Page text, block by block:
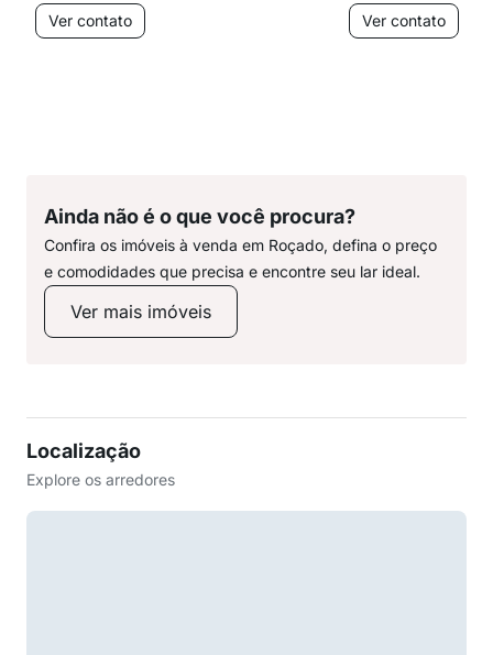
Ver contato
Ver contato
Ainda não é o que você procura?
Confira os imóveis à venda em Roçado, defina o preço
e comodidades que precisa e encontre seu lar ideal.
Ver mais imóveis
Localização
Explore os arredores